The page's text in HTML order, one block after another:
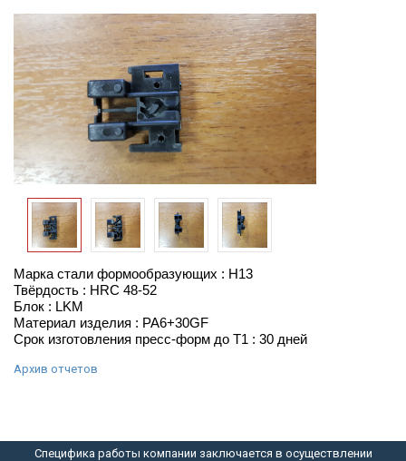
Марка стали формообразующих : H13
Твёрдость : HRC 48-52
Блок : LKM
Материал изделия : PA6+30GF
Срок изготовления пресс-форм до Т1 : 30 дней
Архив отчетов
Специфика работы компании заключается в осуществлении